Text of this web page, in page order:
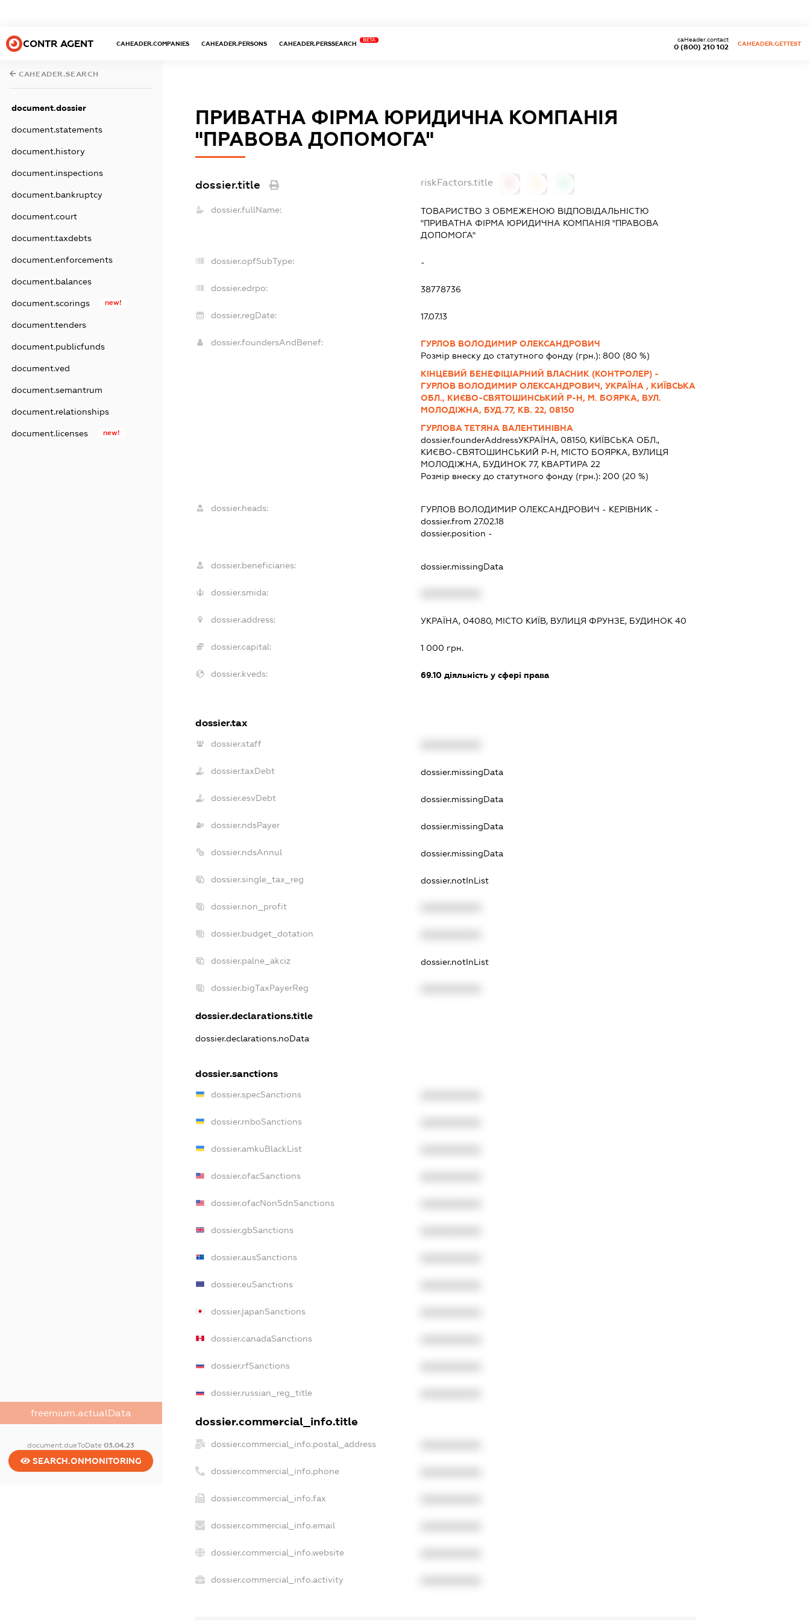
CONTR AGENT CAHEADER.COMPANIES CAHEADER.PERSONS CAHEADER.PERSSEARCH
BETA
0 (800) 210 102
caHeader.contact
CAHEADER.GETTEST
CAHEADER.SEARCH
document.dossier
document.statements
document.history
document.inspections
document.bankruptcy
document.court
document.taxdebts
document.enforcements
document.balances
document.scorings new!
document.tenders
document.publicfunds
document.ved
document.semantrum
document.relationships
document.licenses new!
freemium.actualData
document.dueToDate03.04.23
SEARCH.ONMONITORING
ПРИВАТНА ФІРМА ЮРИДИЧНА КОМПАНІЯ
"ПРАВОВА ДОПОМОГА"
dossier.title riskFactors.title
dossier.fullName:
ТОВАРИСТВО З ОБМЕЖЕНОЮ ВІДПОВІДАЛЬНІСТЮ
"ПРИВАТНА ФІРМА ЮРИДИЧНА КОМПАНІЯ "ПРАВОВА
ДОПОМОГА"
dossier.opfSubType: -
dossier.edrpo: 38778736
dossier.regDate: 17.07.13
dossier.foundersAndBenef:
ГУРЛОВ ВОЛОДИМИР ОЛЕКСАНДРОВИЧ
Розмір внеску до статутного фонду (грн.): 800 (80 %)
КІНЦЕВИЙ БЕНЕФІЦІАРНИЙ ВЛАСНИК (КОНТРОЛЕР) -
ГУРЛОВ ВОЛОДИМИР ОЛЕКСАНДРОВИЧ, УКРАЇНА , КИЇВСЬКА
ОБЛ., КИЄВО-СВЯТОШИНСЬКИЙ Р-Н, М. БОЯРКА, ВУЛ.
МОЛОДІЖНА, БУД.77, КВ. 22, 08150
ГУРЛОВА ТЕТЯНА ВАЛЕНТИНІВНА
dossier.founderAddressУКРАЇНА, 08150, КИЇВСЬКА ОБЛ.,
КИЄВО-СВЯТОШИНСЬКИЙ Р-Н, МІСТО БОЯРКА, ВУЛИЦЯ
МОЛОДІЖНА, БУДИНОК 77, КВАРТИРА 22
Розмір внеску до статутного фонду (грн.): 200 (20 %)
dossier.heads: ГУРЛОВ ВОЛОДИМИР ОЛЕКСАНДРОВИЧ - КЕРІВНИК-
dossier.from 27.02.18
dossier.position -
dossier.beneficiaries: dossier.missingData
dossier.smida:
dossier.address: УКРАЇНА, 04080, МІСТО КИЇВ, ВУЛИЦЯ ФРУНЗЕ, БУДИНОК 40
dossier.capital: 1 000 грн.
dossier.kveds: 69.10діяльність у сфері права
dossier.tax
dossier.staff
dossier.taxDebt dossier.missingData
dossier.esvDebt dossier.missingData
dossier.ndsPayer dossier.missingData
dossier.ndsAnnul dossier.missingData
dossier.single_tax_reg dossier.notInList
dossier.non_profit
dossier.budget_dotation
dossier.palne_akciz dossier.notInList
dossier.bigTaxPayerReg
dossier.declarations.title
dossier.declarations.noData
dossier.sanctions
dossier.specSanctions
dossier.rnboSanctions
dossier.amkuBlackList
dossier.ofacSanctions
dossier.ofacNonSdnSanctions
dossier.gbSanctions
dossier.ausSanctions
dossier.euSanctions
dossier.japanSanctions
dossier.canadaSanctions
dossier.rfSanctions
dossier.russian_reg_title
dossier.commercial_info.title
dossier.commercial_info.postal_address
dossier.commercial_info.phone
dossier.commercial_info.fax
dossier.commercial_info.email
dossier.commercial_info.website
dossier.commercial_info.activity